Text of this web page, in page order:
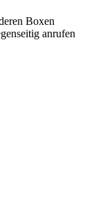
Boxen
anrufen